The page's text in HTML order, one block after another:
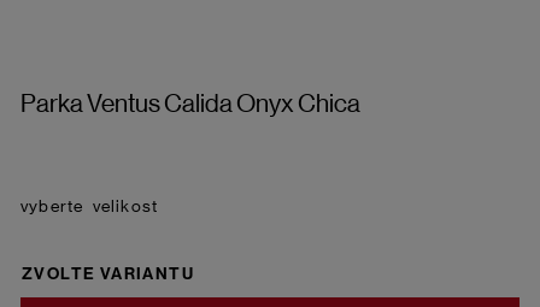
Parka Ventus Calida Onyx Chica
velikost
ZVOLTE VARIANTU